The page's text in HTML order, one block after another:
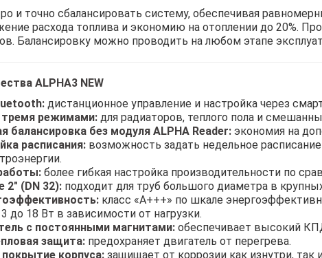
и точно сбалансировать систему, обеспечивая
расхода топлива и экономию на отоплении до 20%.
Балансировку можно проводить на любом этапе
ALPHA3 NEW
дистанционное управление и настройка через
тремя режимами: для радиаторов, теплого пола и
балансировка без модуля ALPHA Reader: экономия на
расписания: возможность задать недельное
более гибкая настройка производительности по
2" (DN 32): подходит для труб большого диаметра в
класс «A+++» по шкале
до 18 Вт в зависимости от нагрузки.
с постоянными магнитами: обеспечивает высокий
защита: предохраняет двигатель от перегрева.
корпуса: защищает от коррозии как изнутри, так